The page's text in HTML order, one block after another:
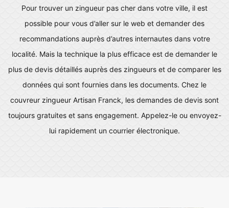
Pour trouver un zingueur pas cher dans votre ville, il est
possible pour vous d’aller sur le web et demander des
recommandations auprès d’autres internautes dans votre
localité. Mais la technique la plus efficace est de demander le
plus de devis détaillés auprès des zingueurs et de comparer les
données qui sont fournies dans les documents. Chez le
couvreur zingueur Artisan Franck, les demandes de devis sont
toujours gratuites et sans engagement. Appelez-le ou envoyez-
lui rapidement un courrier électronique.